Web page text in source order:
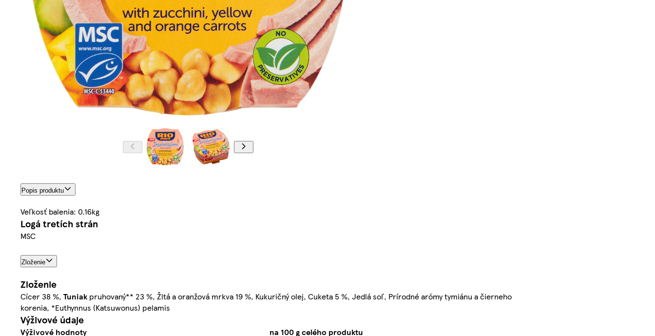
Popis produktu
Veľkosť balenia: 0.16kg
Logá tretích strán
MSC
Zloženie
Zloženie
Cícer 38 %, Tuniakpruhovaný** 23 %, Žltá a oranžová mrkva 19 %, Kukuričný olej, Cuketa 5 %, Jedlá soľ, Prírodné arómy tymiánu a čierneho
korenia, *Euthynnus (Katsuwonus) pelamis
Výživové údaje
Výživové hodnoty
na 100 g celého produktu